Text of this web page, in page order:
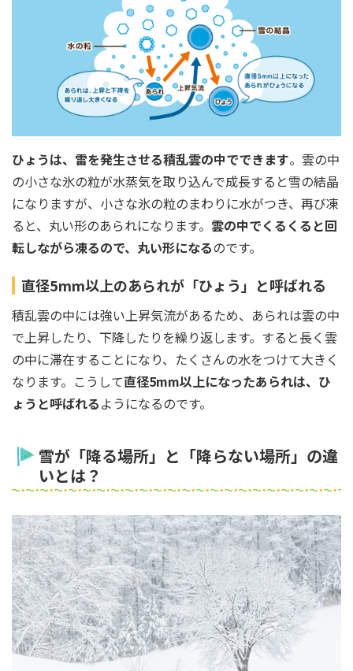
ひょうは、雷を発生させる積乱雲の中でできます。雲の中
の小さな氷の粒が水蒸気を取り込んで成長すると雪の結晶
になりますが、小さな氷の粒のまわりに水がつき、再び凍
ると、丸い形のあられになります。 雲の中でくるくると回
転しながら凍るので、丸い形になるのです。
直径5mm以上のあられが「ひょう」と呼ばれる
積乱雲の中には強い上昇気流があるため、あられは雲の中
で上昇したり、下降したりを繰り返します。すると長く雲
の中に滞在することになり、たくさんの水をつけて大きく
なります。こうして直径5mm以上になったあられは、ひ
ょうと呼ばれるようになるのです。
雪が「降る場所」と「降らない場所」の違
いとは？